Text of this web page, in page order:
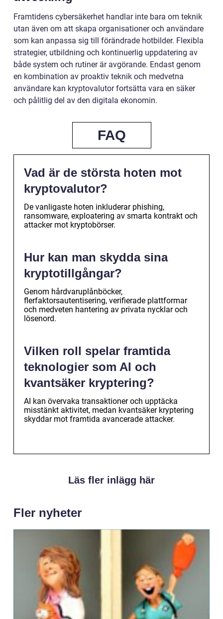
Framtidens cybersäkerhet handlar inte bara om teknik
utan även om att skapa organisationer och användare
som kan anpassa sig till förändrade hotbilder. Flexibla
strategier, utbildning och kontinuerlig uppdatering av
både system och rutiner är avgörande. Endast genom
en kombination av proaktiv teknik och medvetna
användare kan kryptovalutor fortsätta vara en säker
och pålitlig del av den digitala ekonomin.
FAQ
Vad är de största hoten mot
kryptovalutor?
De vanligaste hoten inkluderar phishing,
ransomware, exploatering av smarta kontrakt och
attacker mot kryptobörser.
Hur kan man skydda sina
kryptotillgångar?
Genom hårdvaruplånböcker,
flerfaktorsautentisering, verifierade plattformar
och medveten hantering av privata nycklar och
lösenord.
Vilken roll spelar framtida
teknologier som AI och
kvantsäker kryptering?
AI kan övervaka transaktioner och upptäcka
misstänkt aktivitet, medan kvantsäker kryptering
skyddar mot framtida avancerade attacker.
Läs fler inlägg här
Fler nyheter